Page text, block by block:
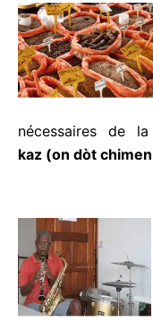
kaz(diri bô kaz,
éléments
classique.Santé